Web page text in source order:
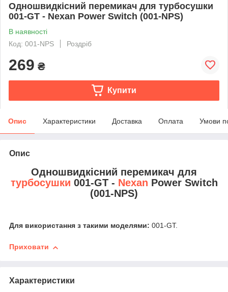
Одношвидкісний перемикач для турбосушки
001-GT - Nexan Power Switch (001-NPS)
В наявності
Код: 001-NPS
Роздріб
269 ₴
Купити
Опис Характеристики Доставка Оплата Умови
Опис
Одношвидкісний перемикач для
турбосушки 001-GT - Nexan Power Switch
(001-NPS)
Для використання з такими моделями: 001-GT.
Приховати
Характеристики